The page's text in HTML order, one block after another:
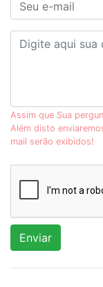
Assim que Sua
Além disto
mail serão exibidos!
Enviar